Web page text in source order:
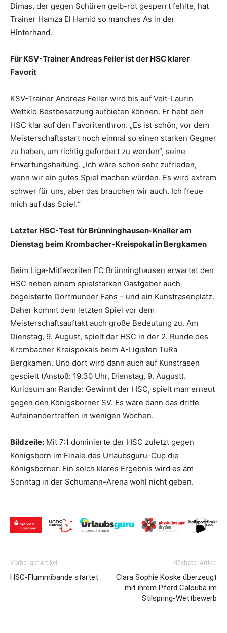
Dimas, der gegen Schüren gelb-rot gesperrt fehlte, hat
Trainer Hamza El Hamid so manches As in der
Hinterhand.
Für KSV-Trainer Andreas Feiler ist der HSC klarer
Favorit
KSV-Trainer Andreas Feiler wird bis auf Veit-Laurin
Wettklo Bestbesetzung aufbieten können. Er hebt den
HSC klar auf den Favoritenthron. „Es ist schön, vor dem
Meisterschaftsstart noch einmal so einen starken Gegner
zu haben, um richtig gefordert zu werden“, seine
Erwartungshaltung. „Ich wäre schon sehr zufrieden,
wenn wir ein gutes Spiel machen würden. Es wird extrem
schwer für uns, aber das brauchen wir auch. Ich freue
mich auf das Spiel.“
Letzter HSC-Test für Brünninghausen-Knaller am
Dienstag beim Krombacher-Kreispokal in Bergkamen
Beim Liga-Mitfavoriten FC Brünninghausen erwartet den
HSC neben einem spielstarken Gastgeber auch
begeisterte Dortmunder Fans – und ein Kunstrasenplatz.
Daher kommt dem letzten Spiel vor dem
Meisterschaftsauftakt auch große Bedeutung zu. Am
Dienstag, 9. August, spielt der HSC in der 2. Runde des
Krombacher Kreispokals beim A-Ligisten TuRa
Bergkamen. Und dort wird dann auch auf Kunstrasen
gespielt (Anstoß: 19.30 Uhr, Dienstag, 9. August).
Kuriosum am Rande: Gewinnt der HSC, spielt man erneut
gegen den Königsborner SV. Es wäre dann das dritte
Aufeinandertreffen in wenigen Wochen.
Bildzeile: Mit 7:1 dominierte der HSC zuletzt gegen
Königsborn im Finale des Urlaubsguru-Cup die
Königsborner. Ein solch klares Ergebnis wird es am
Sonntag in der Schumann-Arena wohl nicht geben.
Vorheriger Artikel
HSC-Flummibande startet
Nächster Artikel
Clara Sophie Koske überzeugt
mit ihrem Pferd Calouba im
Stilspring-Wettbewerb